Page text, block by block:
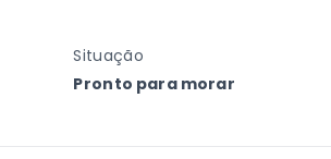
Situação
Pronto para morar